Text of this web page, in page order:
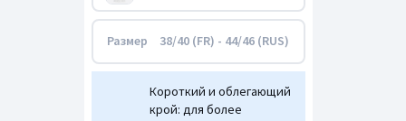
Размер 38/40 (FR) - 44/46 (RUS)
Короткий и облегающий
крой: для более